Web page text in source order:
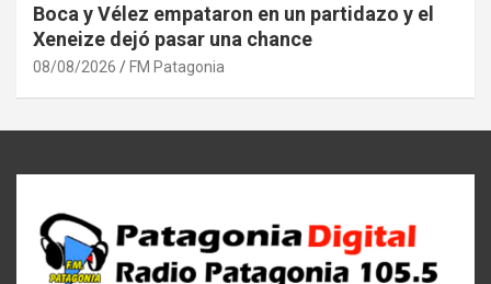
Boca y Vélez empataron en un partidazo y el
Xeneize dejó pasar una chance
08/08/2026 FM Patagonia